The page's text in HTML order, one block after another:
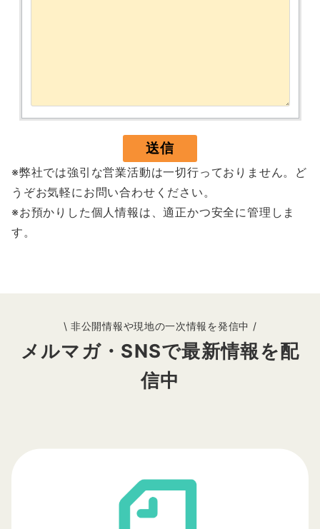
※弊社では強引な営業活動は一切行っておりません。ど
うぞお気軽にお問い合わせください。
※お預かりした個人情報は、適正かつ安全に管理しま
す。
\ 非公開情報や現地の一次情報を発信中 /
メルマガ・SNSで最新情報を配
信中